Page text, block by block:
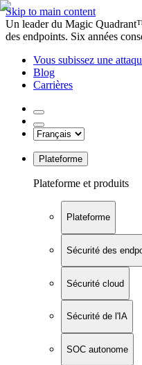
Skip to main content
Un leader du Magic
des endpoints. Six années
Vous subissez une
Blog
Carrières
Plateforme
Plateforme et produits
Plateforme
Sécurité des
Sécurité cloud
Sécurité de l'IA
SOC autonome